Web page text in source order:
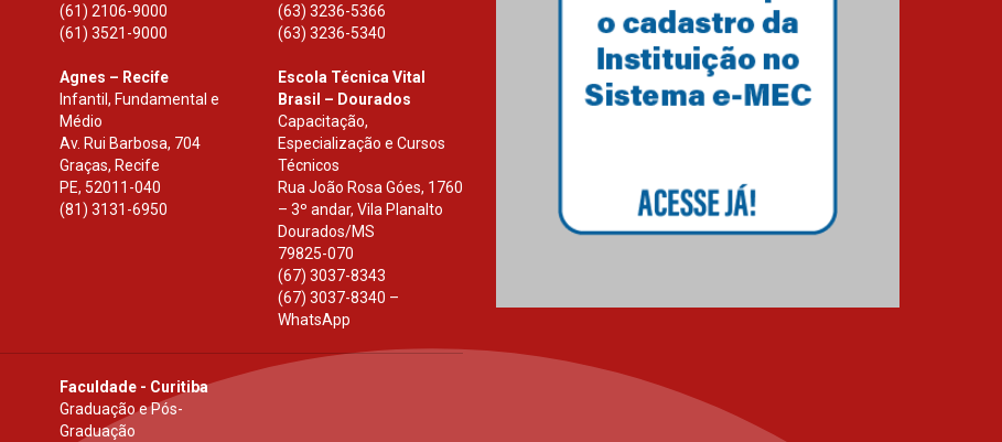
(61) 2106-9000
(61) 3521-9000
(63) 3236-5366
(63) 3236-5340
Agnes – Recife
Infantil, Fundamental e
Médio
Av. Rui Barbosa, 704
Graças, Recife
PE, 52011-040
(81) 3131-6950
Escola Técnica Vital
Brasil – Dourados
Capacitação,
Especialização e Cursos
Técnicos
Rua João Rosa Góes, 1760
– 3º andar, Vila Planalto
Dourados/MS
79825-070
(67) 3037-8343
(67) 3037-8340 –
WhatsApp
Faculdade - Curitiba
Graduação e Pós-
Graduação